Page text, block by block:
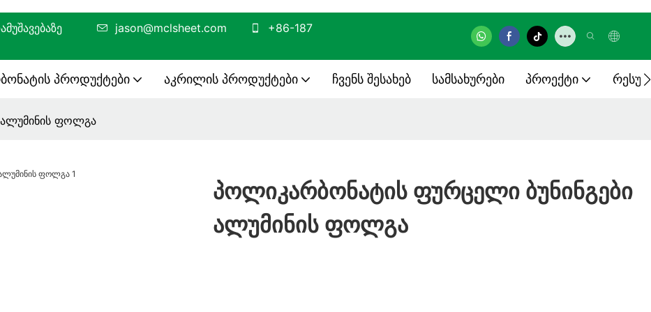
დამუშავებაზე jason@mclsheet.com
+86-187
Პროდუქტები Აკრილის Პროდუქტები Ჩვენს Შესახებ Სამსახურები Პროექტი
ფოლგა
პოლიკარბონატის ფურცელი ბუნინგები
ალუმინის ფოლგა